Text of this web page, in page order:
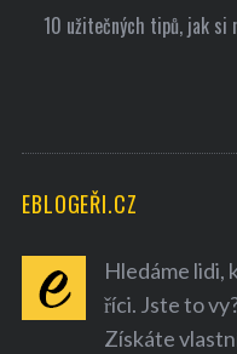
10 užitečných tipů, jak si
EBLOGEŘI.CZ
Hledáme lidi,
říci. Jste to
Získáte